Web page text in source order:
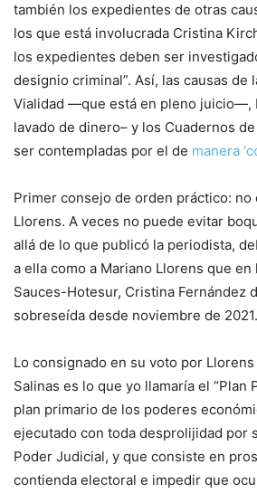
también los expedientes de otras
los que está involucrada Cristina
los expedientes deben ser
designio criminal”. Así, las causas de
Vialidad —que está en pleno juicio—,
lavado de dinero– y los Cuadernos
ser contempladas por el de manera
Primer consejo de orden práctico: no
Llorens. A veces no puede evitar
allá de lo que publicó la periodista,
a ella como a Mariano Llorens que en
Sauces-Hotesur, Cristina Fernández
sobreseída desde noviembre de 2021.
Lo consignado en su voto por
Salinas es lo que yo llamaría el “Plan
plan primario de los poderes
ejecutado con toda desprolijidad por
Poder Judicial, y que consiste en
contienda electoral e impedir que